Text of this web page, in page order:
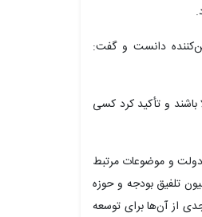
دانست و گفت:
باشند و تأکید کرد کسی
دولت و موضوعات مرتبط
تلفیق بودجه و حوزه
از آن‌ها برای توسعه